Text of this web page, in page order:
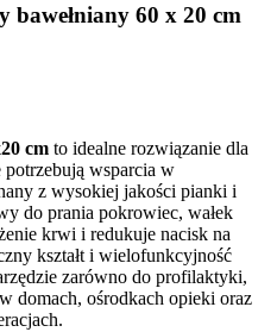
bawełniany 60 x 20 cm
cm to idealne rozwiązanie dla
potrzebują wsparcia w
z wysokiej jakości pianki i
do prania pokrowiec, wałek
krwi i redukuje nacisk na
kształt i wielofunkcyjność
zarówno do profilaktyki,
domach, ośrodkach opieki oraz